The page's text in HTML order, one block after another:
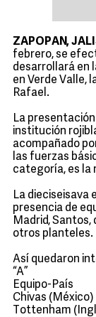
ZAPOPAN,
febrero, se
desarrollará en
en Verde Valle,
Rafael.
La
institución
acompañado
las fuerzas
categoría, es la
La dieciseisava
presencia de
Madrid, Santos,
otros planteles.
Así quedaron
“A”
Equipo-País
Chivas (México)
Tottenham